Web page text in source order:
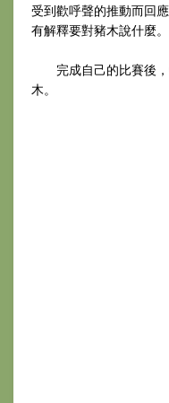
受到歡呼聲的推動而回
有解釋要對豬木說什麼。
完成自己的比賽後，
木。